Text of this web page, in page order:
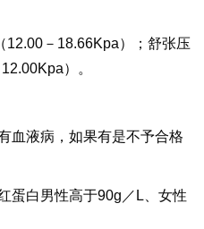
12.00－18.66Kpa）；舒张压
）。
血液病，如果有是不予合格
蛋白男性高于90g／L、女性